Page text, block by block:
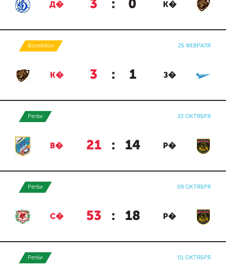
Д� 3 : 0 К�
Волейбол 25 ФЕВРАЛЯ
К� 3 : 1 З�
Регби 22 ОКТЯБРЯ
В� 21 : 14 Р�
Регби 09 ОКТЯБРЯ
С� 53 : 18 Р�
Регби 01 ОКТЯБРЯ